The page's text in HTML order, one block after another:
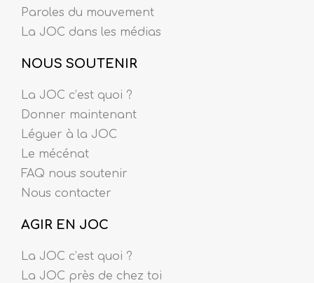
Paroles du mouvement
La JOC dans les médias
NOUS SOUTENIR
La JOC c’est quoi ?
Donner maintenant
Léguer à la JOC
Le mécénat
FAQ nous soutenir
Nous contacter
AGIR EN JOC
La JOC c’est quoi ?
La JOC près de chez toi